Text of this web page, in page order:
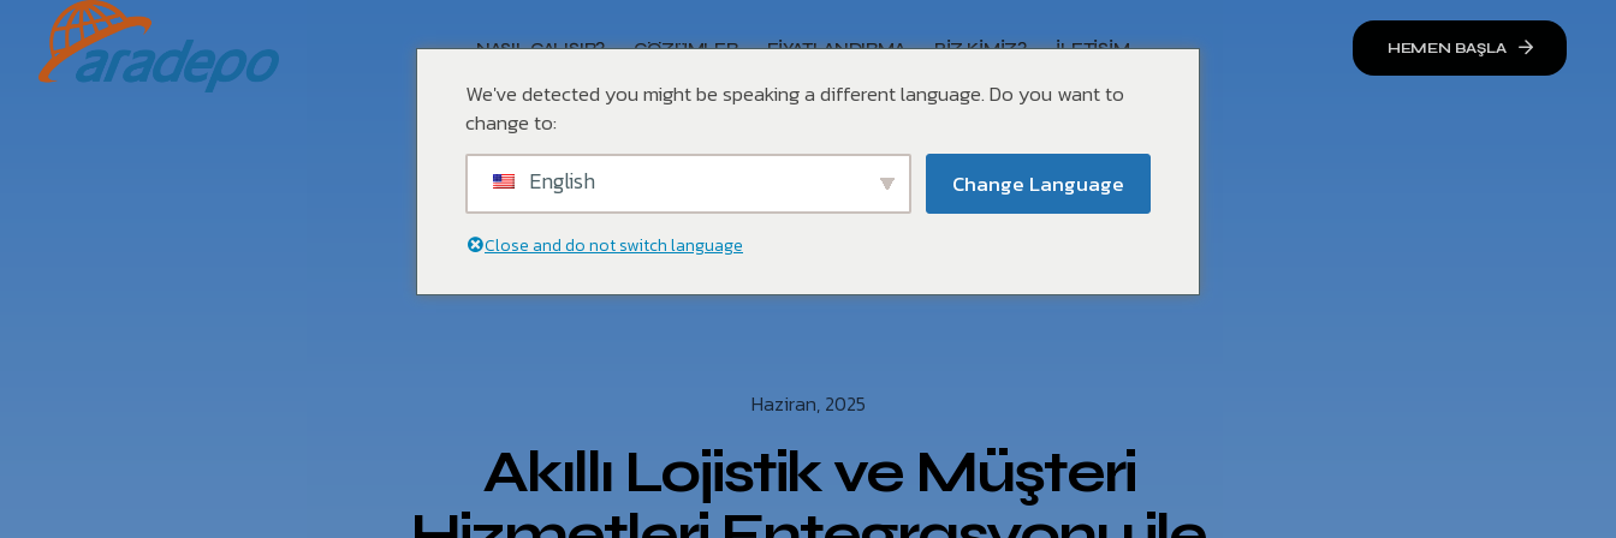
NASIL ÇALIŞIR? ÇÖZÜMLER FIYATLANDIRMA BIZ KIMIZ? İLETIŞIM HEMEN BAŞLA
Haziran, 2025
Akıllı Lojistik ve Müşteri
We've detected you might be speaking a different language. Do you want to
change to:
English Change Language
Close and do not switch language